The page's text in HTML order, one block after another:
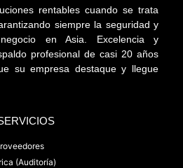
rentables cuando se trata
siempre la seguridad y
en Asia. Excelencia y
profesional de casi 20 años
su empresa destaque y llegue
(Auditoría)